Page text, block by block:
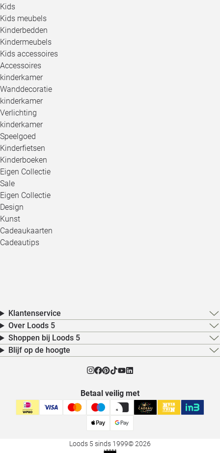
Kids
Kids meubels
Kinderbedden
Kindermeubels
Kids accessoires
Accessoires
kinderkamer
Wanddecoratie
kinderkamer
Verlichting
kinderkamer
Speelgoed
Kinderfietsen
Kinderboeken
Eigen Collectie
Sale
Eigen Collectie
Design
Kunst
Cadeaukaarten
Cadeautips
Klantenservice
Over Loods 5
Shoppen bij Loods 5
Blijf op de hoogte
Betaal veilig met
Loods 5 sinds 1999© 2026